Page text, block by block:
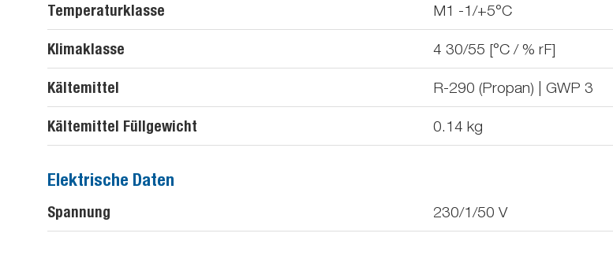
Temperaturklasse M1 -1/+5°C
Klimaklasse 4 30/55 [°C / % rF]
Kältemittel R-290 (Propan) | GWP 3
Kältemittel Füllgewicht 0.14 kg
Elektrische Daten
Spannung 230/1/50 V